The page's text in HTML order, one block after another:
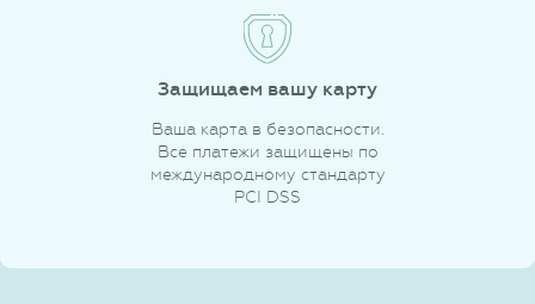
Защищаем вашу карту
Ваша карта в безопасности.
Все платежи защищены по
международному стандарту
PCI DSS